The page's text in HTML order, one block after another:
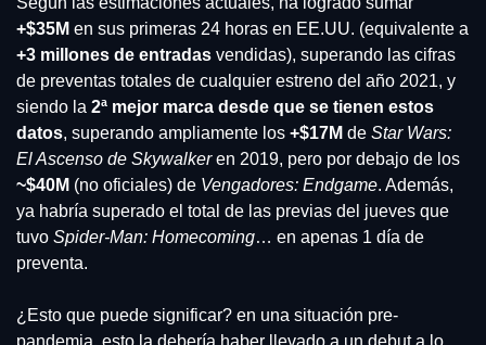
+$35M en sus primeras 24 horas en EE.UU. (equivalente a
+3 millones de entradas vendidas), superando las cifras
de preventas totales de cualquier estreno del año 2021, y
siendo la 2ª mejor marca desde que se tienen estos
datos, superando ampliamente los +$17M de Star Wars:
El Ascenso de Skywalker
~$40M (no oficiales) de Vengadores: Endgame. Además,
ya habría superado el total de las previas del jueves que
tuvo Spider-Man: Homecoming… en apenas 1 día de
preventa.
¿Esto que puede significar? en una situación pre-